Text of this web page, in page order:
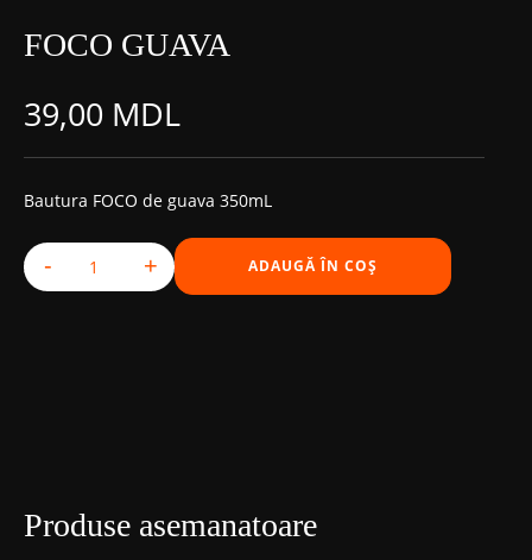
FOCO GUAVA
39,00 MDL
Bautura FOCO de guava 350mL
Cantitate FOCO GUAVA
- + ADAUGĂ ÎN COȘ
Produse asemanatoare